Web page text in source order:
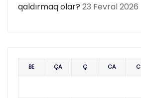
qaldırmaq olar? 23 Fevral 2026
BE ÇA Ç CA C